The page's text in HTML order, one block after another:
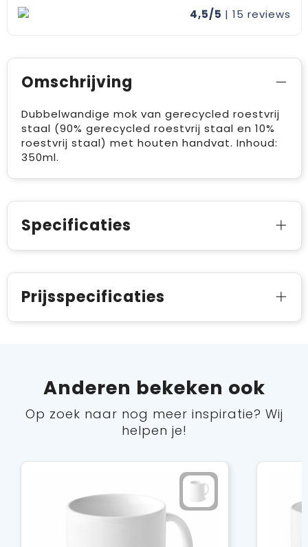
4,5/5 | 15 reviews
Omschrijving
Dubbelwandige mok van gerecycled roestvrij
staal (90% gerecycled roestvrij staal en 10%
roestvrij staal) met houten handvat. Inhoud:
350ml.
Specificaties
Prijsspecificaties
Anderen bekeken ook
Op zoek naar nog meer inspiratie? Wij
helpen je!